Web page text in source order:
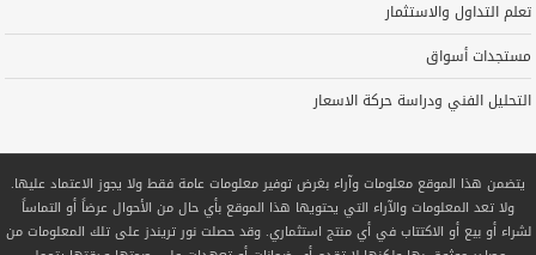
تعلم التداول والاستثمار
مستجدات أسواق
التحليل الفني ودراسة حركة الاسعار
يتضمن هذا الموقع معلومات وآراء بغرض توفير معلومات عامة فقط ولا يجوز الاعتماد عليها.
ولا تعد المعلومات والآراء التي يحتويها هذا الموقع بأي حال من الأحوال عرضاً أو التماساً
لشراء أو بيع أو الاكتتاب في أي منتج استثماري. وقد حصلت نور تريندز على تلك المعلومات من